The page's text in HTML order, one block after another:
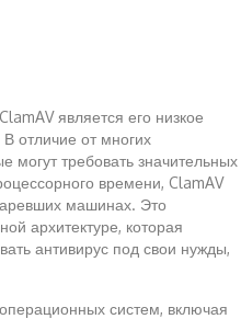
является его низкое
отличие от многих
могут требовать значительных
времени, ClamAV
машинах. Это
архитектуре, которая
антивирус под свои нужды,
систем, включая